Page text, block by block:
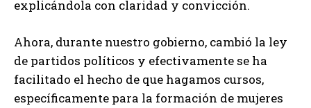
explicándola con claridad y convicción.
Ahora, durante nuestro gobierno, cambió la ley
de partidos políticos y efectivamente se ha
facilitado el hecho de que hagamos cursos,
específicamente para la formación de mujeres